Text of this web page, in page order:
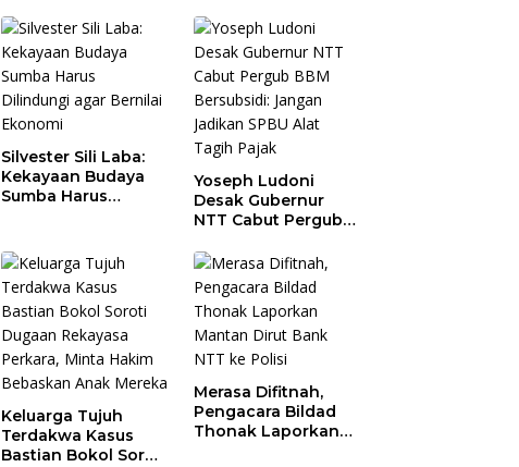
Silvester Sili Laba:
Kekayaan Budaya
Sumba Harus
Yoseph Ludoni
Desak Gubernur
NTT Cabut Pergub
Jangan Jadikan
SPBU Alat Tagih
Pajak
Keluarga Tujuh
Terdakwa Kasus
Bastian Bokol Soroti
Merasa Difitnah,
Pengacara Bildad
Thonak Laporkan